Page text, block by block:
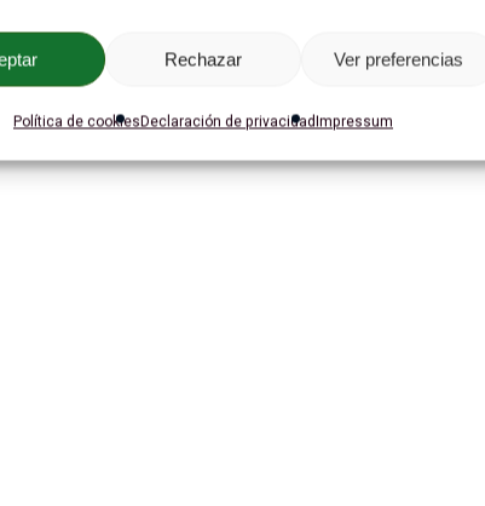
Rechazar Ver preferencias
Política de cookiesDeclaración de privacidadImpressum